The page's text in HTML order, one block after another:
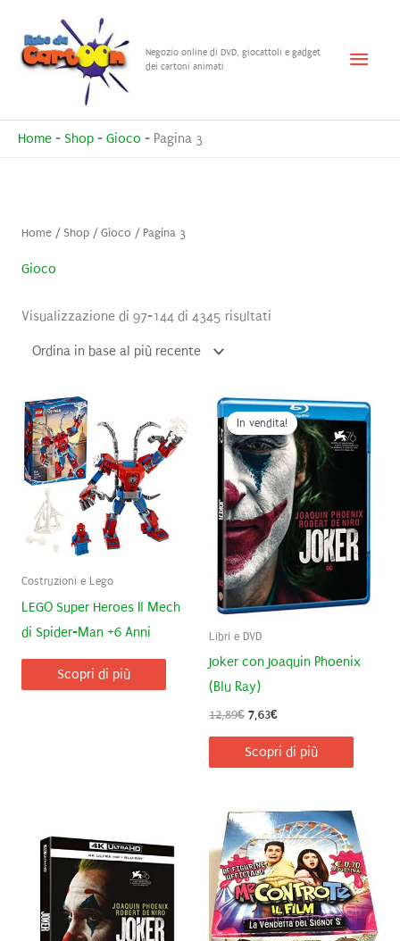
contenuto
Negozio online di DVD, giocattoli e gadget
dei cartoni animati
Menu
Home - Shop - Gioco - Pagina 3
Home/ Shop/Gioco / Pagina 3
Gioco
Visualizzazione di 97-144 di 4345 risultatiOrdina
Costruzioni e Lego
LEGO Super Heroes Il Mech
di Spider-Man +6 Anni
Scopri di più
In vendita!
Libri e DVD
Joker con Joaquin Phoenix
(Blu Ray)
12,89€ Il
originale
7,63€Il
attuale
Scopri di più